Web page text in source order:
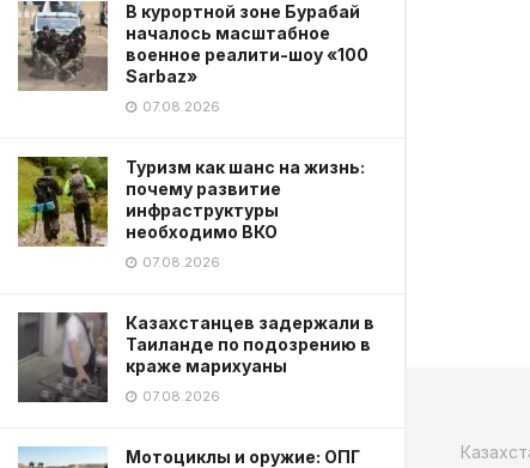
В курортной зоне Бурабай
началось масштабное
военное реалити-шоу «100
Sarbaz»
07.08.2026
Туризм как шанс на жизнь:
почему развитие
инфраструктуры
необходимо ВКО
07.08.2026
Казахстанцев задержали в
Таиланде по подозрению в
краже марихуаны
07.08.2026
Мотоциклы и оружие: ОПГ